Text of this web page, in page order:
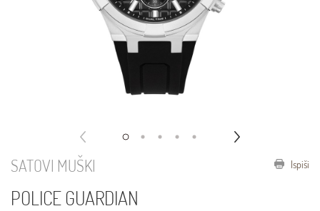
Ispiši
SATOVI MUŠKI
POLICE GUARDIAN